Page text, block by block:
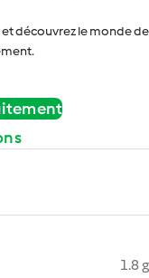
et découvrez le monde de
1.8 g